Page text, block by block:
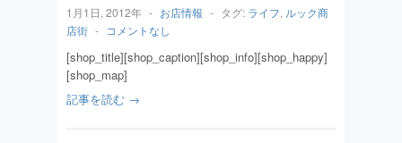
1月1日, 2012年 - お店情報 - タグ: ライフ, ルック商
店街 - コメントなし
[shop_title][shop_caption][shop_info][shop_happy]
[shop_map]
記事を読む →